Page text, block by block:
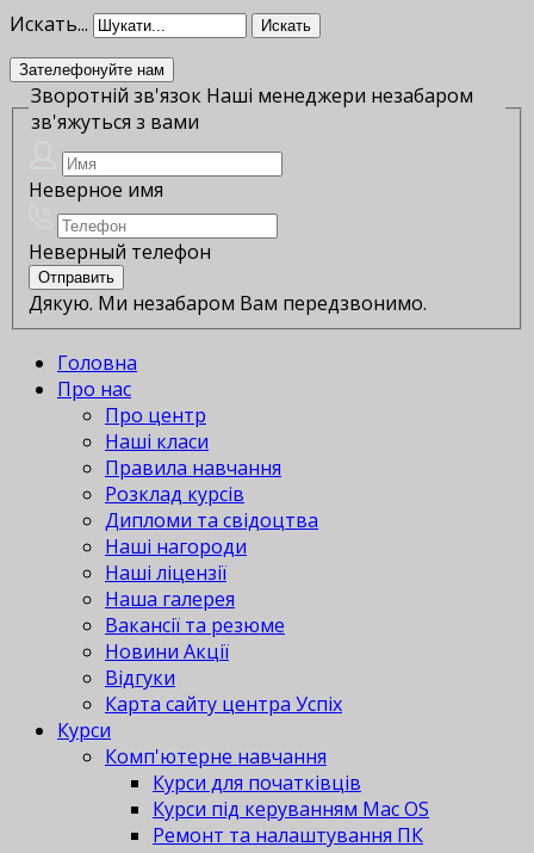
Искать... Искать
Зателефонуйте нам
Зворотній зв'язок Наші менеджери незабаром
зв'яжуться з вами
Неверное имя
Неверный телефон
Дякую. Ми незабаром Вам передзвонимо.
Головна
Про нас
Про центр
Наші класи
Правила навчання
Розклад курсів
Дипломи та свідоцтва
Наші нагороди
Наші ліцензії
Наша галерея
Вакансії та резюме
Новини Акції
Відгуки
Карта сайту центра Успіх
Курси
Комп'ютерне навчання
Курси для початківців
Курси під керуванням Mac OS
Ремонт та налаштування ПК